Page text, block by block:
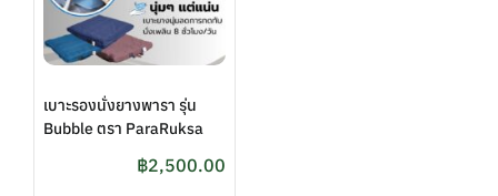
เบาะรองนั่งยางพารา รุ่น
Bubble ตรา ParaRuksa
฿2,500.00